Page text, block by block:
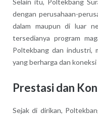
Selain itu, Poltekbang
dengan perusahaan-
dalam maupun di luar
tersedianya program
Poltekbang dan industri,
yang berharga dan
Prestasi dan
Sejak di dirikan,